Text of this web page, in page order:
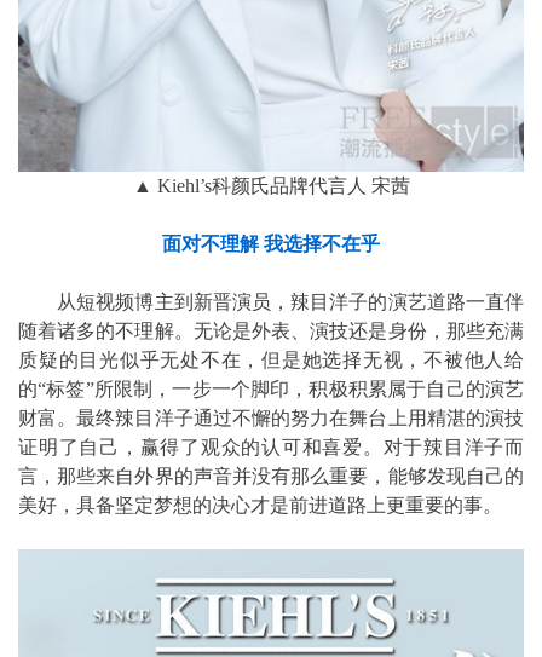
▲ Kiehl’s科颜氏品牌代言人 宋茜
面对不理解 我选择不在乎
从短视频博主到新晋演员，辣目洋子的演艺道路一直伴
随着诸多的不理解。无论是外表、演技还是身份，那些充满
质疑的目光似乎无处不在，但是她选择无视，不被他人给
的“标签”所限制，一步一个脚印，积极积累属于自己的演艺
财富。最终辣目洋子通过不懈的努力在舞台上用精湛的演技
证明了自己，赢得了观众的认可和喜爱。对于辣目洋子而
言，那些来自外界的声音并没有那么重要，能够发现自己的
美好，具备坚定梦想的决心才是前进道路上更重要的事。